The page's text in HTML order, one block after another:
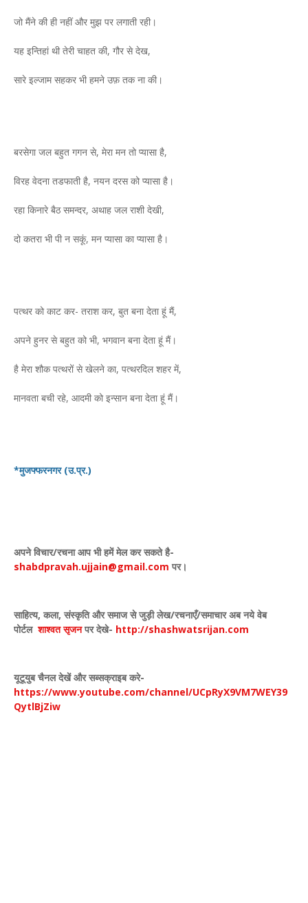
जो मैंने की ही नहीं और मुझ पर लगाती रही।
यह इन्तिहां थी तेरी चाहत की, गौर से देख,
सारे इल्जाम सहकर भी हमने उफ़ तक ना की।
बरसेगा जल बहुत गगन से, मेरा मन तो प्यासा है,
विरह वेदना तडफाती है, नयन दरस को प्यासा है।
रहा किनारे बैठ समन्दर, अथाह जल राशी देखी,
दो कतरा भी पी न सकूं, मन प्यासा का प्यासा है।
पत्थर को काट कर- तराश कर, बुत बना देता हूं मैं,
अपने हुनर से बहुत को भी, भगवान बना देता हूं मैं।
है मेरा शौक पत्थरों से खेलने का, पत्थरदिल शहर में,
मानवता बची रहे, आदमी को इन्सान बना देता हूं मैं।
*मुजफ्फरनगर (उ.प्र.)
अपने विचार/रचना आप भी हमें मेल कर सकते है-
shabdpravah.ujjain@gmail.com पर।
साहित्य, कला, संस्कृति और समाज से जुड़ी लेख/रचनाएँ/समाचार अब नये वेब
पोर्टल शाश्वत सृजन पर देखे- http://shashwatsrijan.com
यूटूयुब चैनल देखें और सब्सक्राइब करे-
https://www.youtube.com/channel/UCpRyX9VM7WEY39
QytlBjZiw